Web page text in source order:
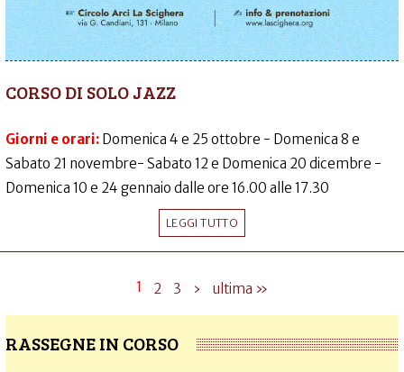
CORSO DI SOLO JAZZ
Giorni e orari: Domenica 4 e 25 ottobre - Domenica 8 e
Sabato 21 novembre- Sabato 12 e Domenica 20 dicembre -
Domenica 10 e 24 gennaio dalle ore 16.00 alle 17.30
LEGGI TUTTO
1 2 3 › ultima »
RASSEGNE IN CORSO